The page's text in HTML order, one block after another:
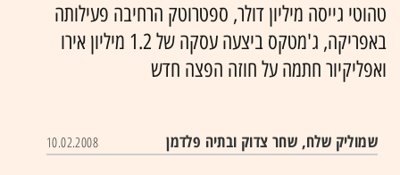
טהוטי גייסה מיליון דולר, ספטרוטק הרחיבה פעילותה
באפריקה, ג'מטקס ביצעה עסקה של 1.2 מיליון אירו
ואפליקיור חתמה על חוזה הפצה חדש
שמוליק שלח, שחר צדוק ובתיה פלדמן 10.02.2008